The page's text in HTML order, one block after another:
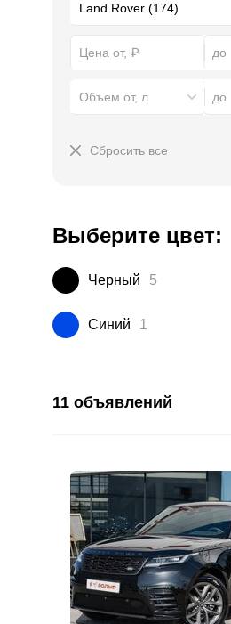
Объем от, л до
Сбросить все
Выберите цвет:
Черный 5
Синий 1
11 объявлений